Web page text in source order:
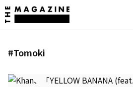
#Tomoki